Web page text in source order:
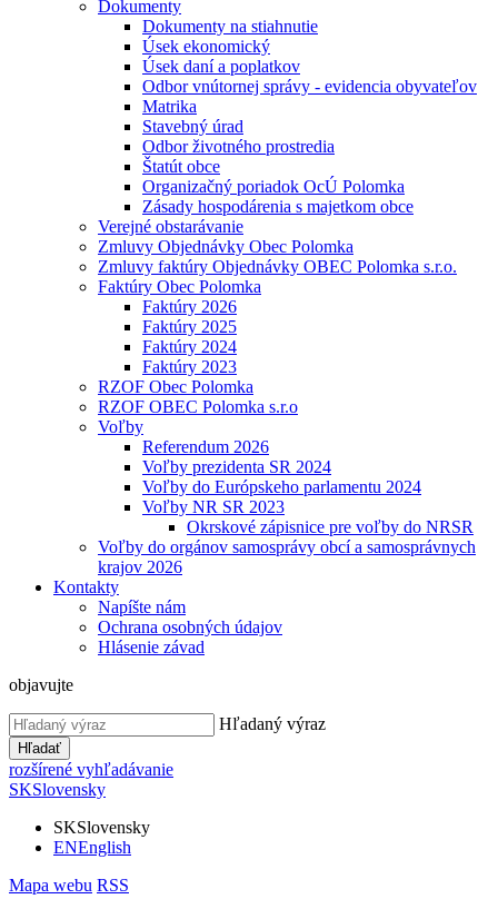
Dokumenty
Dokumenty na stiahnutie
Úsek ekonomický
Úsek daní a poplatkov
Odbor vnútornej správy - evidencia obyvateľov
Matrika
Stavebný úrad
Odbor životného prostredia
Štatút obce
Organizačný poriadok OcÚ Polomka
Zásady hospodárenia s majetkom obce
Verejné obstarávanie
Zmluvy Objednávky Obec Polomka
Zmluvy faktúry Objednávky OBEC Polomka s.r.o.
Faktúry Obec Polomka
Faktúry 2026
Faktúry 2025
Faktúry 2024
Faktúry 2023
RZOF Obec Polomka
RZOF OBEC Polomka s.r.o
Voľby
Referendum 2026
Voľby prezidenta SR 2024
Voľby do Európskeho parlamentu 2024
Voľby NR SR 2023
Okrskové zápisnice pre voľby do NRSR
Voľby do orgánov samosprávy obcí a samosprávnych
krajov 2026
Kontakty
Napíšte nám
Ochrana osobných údajov
Hlásenie závad
objavujte
Hľadaný výraz
Hľadať
rozšírené vyhľadávanie
SKSlovensky
SKSlovensky
ENEnglish
Mapa webu RSS